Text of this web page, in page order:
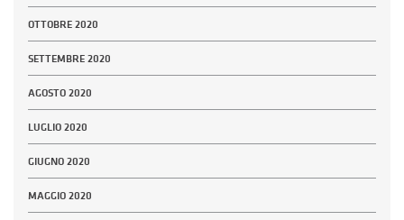
OTTOBRE 2020
SETTEMBRE 2020
AGOSTO 2020
LUGLIO 2020
GIUGNO 2020
MAGGIO 2020